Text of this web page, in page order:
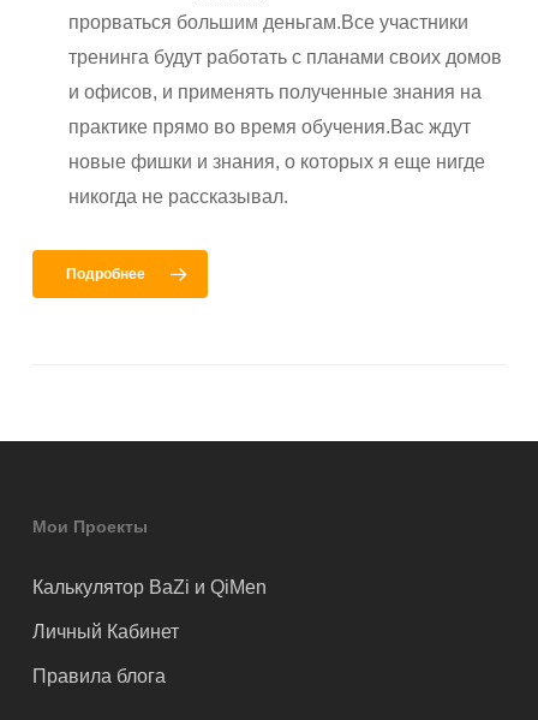
прорваться большим деньгам.Все участники
тренинга будут работать с планами своих домов
и офисов, и применять полученные знания на
практике прямо во время обучения.Вас ждут
новые фишки и знания, о которых я еще нигде
никогда не рассказывал.
Подробнее
Мои Проекты
Калькулятор BaZi и QiMen
Личный Кабинет
Правила блога